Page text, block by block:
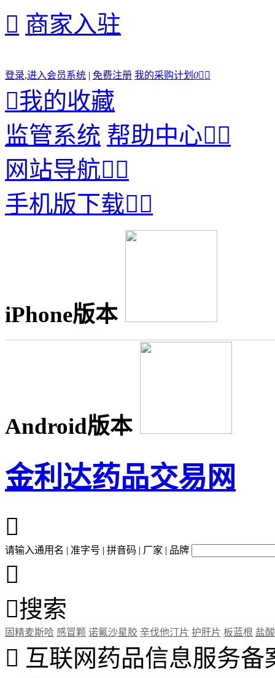
 商家入驻
登录,进入会员系统 | 免费注册 我的采购计划 0 
我的收藏
监管系统 帮助中心
网站导航
手机版下载
iPhone版本
Android版本
金利达药品交易网

请输入通用名 | 准字号 | 拼音码 | 厂家 | 品牌

搜索
固精麦斯哈 感冒颗 诺氟沙星胶 辛伐他汀片 护肝片 板蓝根 盐
 互联网药品信息服务备